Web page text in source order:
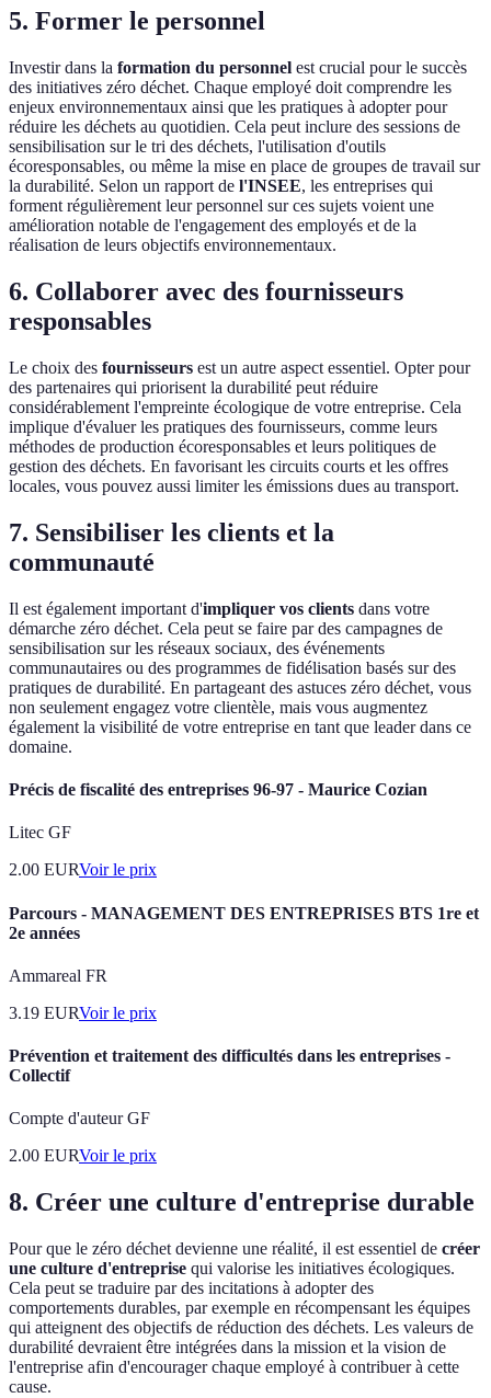
5. Former le personnel
Investir dans la formation du personnel est crucial pour le succès
des initiatives zéro déchet. Chaque employé doit comprendre les
enjeux environnementaux ainsi que les pratiques à adopter pour
réduire les déchets au quotidien. Cela peut inclure des sessions de
sensibilisation sur le tri des déchets, l'utilisation d'outils
écoresponsables, ou même la mise en place de groupes de travail sur
la durabilité. Selon un rapport de l'INSEE, les entreprises qui
forment régulièrement leur personnel sur ces sujets voient une
amélioration notable de l'engagement des employés et de la
réalisation de leurs objectifs environnementaux.
6. Collaborer avec des fournisseurs
responsables
Le choix des fournisseurs est un autre aspect essentiel. Opter pour
des partenaires qui priorisent la durabilité peut réduire
considérablement l'empreinte écologique de votre entreprise. Cela
implique d'évaluer les pratiques des fournisseurs, comme leurs
méthodes de production écoresponsables et leurs politiques de
gestion des déchets. En favorisant les circuits courts et les offres
locales, vous pouvez aussi limiter les émissions dues au transport.
7. Sensibiliser les clients et la
communauté
Il est également important d'impliquer vos clients dans votre
démarche zéro déchet. Cela peut se faire par des campagnes de
sensibilisation sur les réseaux sociaux, des événements
communautaires ou des programmes de fidélisation basés sur des
pratiques de durabilité. En partageant des astuces zéro déchet, vous
non seulement engagez votre clientèle, mais vous augmentez
également la visibilité de votre entreprise en tant que leader dans ce
domaine.
Précis de fiscalité des entreprises 96-97 - Maurice Cozian
Litec GF
2.00 EURVoir le prix
Parcours - MANAGEMENT DES ENTREPRISES BTS 1re et
2e années
Ammareal FR
3.19 EURVoir le prix
Prévention et traitement des difficultés dans les entreprises -
Collectif
Compte d'auteur GF
2.00 EURVoir le prix
8. Créer une culture d'entreprise durable
Pour que le zéro déchet devienne une réalité, il est essentiel de créer
une culture d'entreprise qui valorise les initiatives écologiques.
Cela peut se traduire par des incitations à adopter des
comportements durables, par exemple en récompensant les équipes
qui atteignent des objectifs de réduction des déchets. Les valeurs de
durabilité devraient être intégrées dans la mission et la vision de
l'entreprise afin d'encourager chaque employé à contribuer à cette
cause.